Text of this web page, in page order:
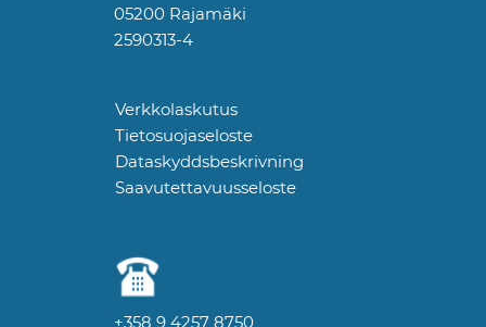
05200 Rajamäki
2590313-4
Verkkolaskutus
Tietosuojaseloste
Dataskyddsbeskrivning
Saavutettavuusseloste
+358 9 4257 8750